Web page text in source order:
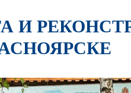
И